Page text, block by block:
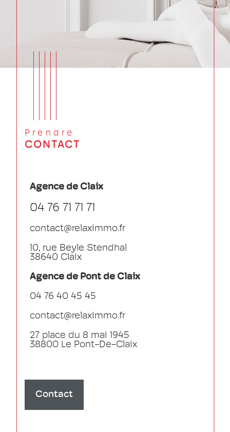
Prendre
CONTACT
Agence de Claix
04 76 71 71 71
contact@relaximmo.fr
10, rue Beyle Stendhal
38640 Claix
Agence de Pont de Claix
04 76 40 45 45
contact@relaximmo.fr
27 place du 8 mai 1945
38800 Le Pont-De-Claix
Contact